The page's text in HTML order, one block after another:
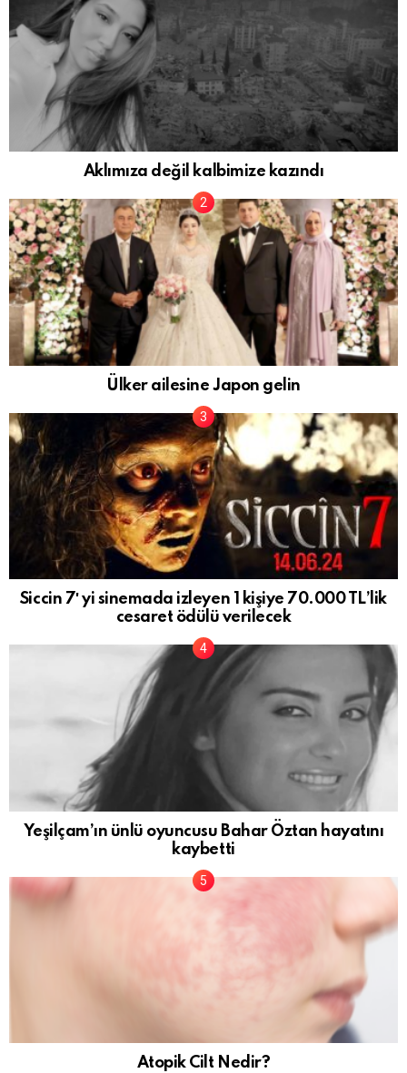
Aklımıza değil kalbimize kazındı
Ülker ailesine Japon gelin
Siccin 7′ yi sinemada izleyen 1 kişiye 70.000 TL’lik
cesaret ödülü verilecek
Yeşilçam’ın ünlü oyuncusu Bahar Öztan hayatını
kaybetti
Atopik Cilt Nedir?